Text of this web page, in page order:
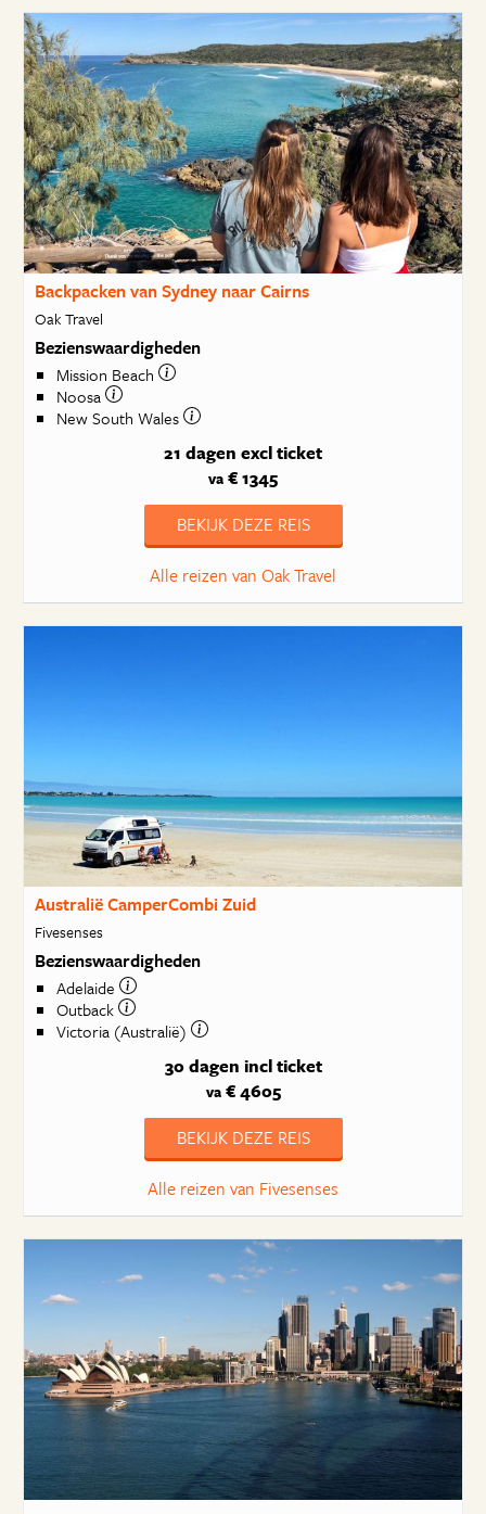
Backpacken van Sydney naar Cairns
Oak Travel
Bezienswaardigheden
Mission Beach
Noosa
New South Wales
21 dagen excl ticket
va € 1345
BEKIJK DEZE REIS
Alle reizen van Oak Travel
Australië CamperCombi Zuid
Fivesenses
Bezienswaardigheden
Adelaide
Outback
Victoria (Australië)
30 dagen incl ticket
va€ 4605
BEKIJK DEZE REIS
Alle reizen van Fivesenses